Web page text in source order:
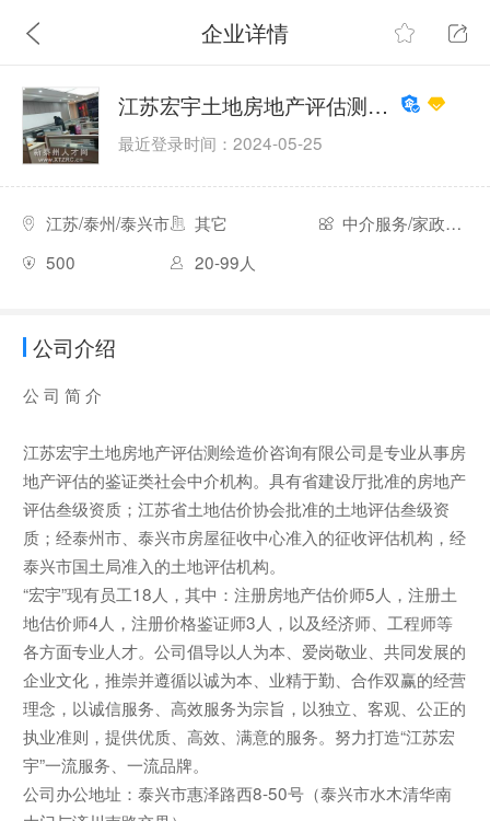
企业详情
江苏宏宇土地房地产评估测绘造价咨询公司
最近登录时间：2024-05-25
江苏/泰州/泰兴市 其它
中介服务/家政服务
500
20-99人
公司介绍
公 司 简 介
江苏宏宇土地房地产评估测绘造价咨询有限公司是专业从事房
地产评估的鉴证类社会中介机构。具有省建设厅批准的房地产
评估叁级资质；江苏省土地估价协会批准的土地评估叁级资
质；经泰州市、泰兴市房屋征收中心准入的征收评估机构，经
泰兴市国土局准入的土地评估机构。
“宏宇”现有员工18人，其中：注册房地产估价师5人，注册土
地估价师4人，注册价格鉴证师3人，以及经济师、工程师等
各方面专业人才。公司倡导以人为本、爱岗敬业、共同发展的
企业文化，推崇并遵循以诚为本、业精于勤、合作双赢的经营
理念，以诚信服务、高效服务为宗旨，以独立、客观、公正的
执业准则，提供优质、高效、满意的服务。努力打造“江苏宏
宇”一流服务、一流品牌。
公司办公地址：泰兴市惠泽路西8-50号（泰兴市水木清华南